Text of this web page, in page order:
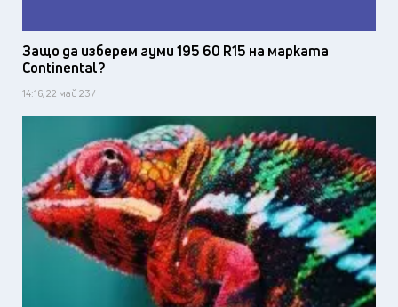
Защо да изберем гуми 195 60 R15 на марката
Continental?
14:16, 22 май 23 /